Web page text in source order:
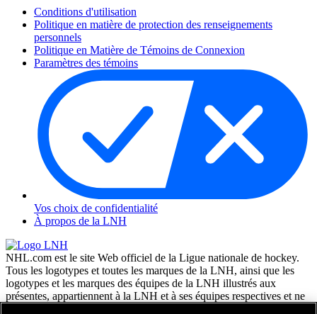
Conditions d'utilisation
Politique en matière de protection des renseignements
personnels
Politique en Matière de Témoins de Connexion
Paramètres des témoins
Vos choix de confidentialité
À propos de la LNH
NHL.com est le site Web officiel de la Ligue nationale de hockey.
Tous les logotypes et toutes les marques de la LNH, ainsi que les
logotypes et les marques des équipes de la LNH illustrés aux
présentes, appartiennent à la LNH et à ses équipes respectives et ne